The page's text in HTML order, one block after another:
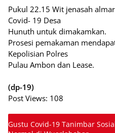
Pukul 22.15 Wit jenasah
Covid- 19 Desa
Hunuth untuk dimakamkan.
Prosesi pemakaman
Kepolisian Polres
Pulau Ambon dan Lease.
(dp-19)
Post Views: 108
Gustu Covid-19 Tanimbar